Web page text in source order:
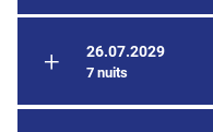
26.07.2029
7 nuits